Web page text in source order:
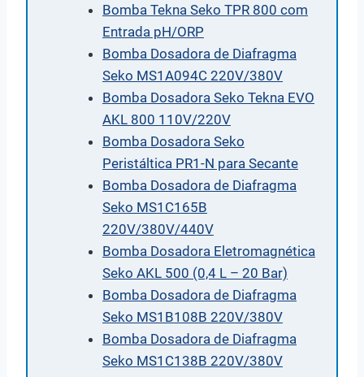
Bomba Tekna Seko TPR 800 com
Entrada pH/ORP
Bomba Dosadora de Diafragma
Seko MS1A094C 220V/380V
Bomba Dosadora Seko Tekna EVO
AKL 800 110V/220V
Bomba Dosadora Seko
Peristáltica PR1-N para Secante
Bomba Dosadora de Diafragma
Seko MS1C165B
220V/380V/440V
Bomba Dosadora Eletromagnética
Seko AKL 500 (0,4 L – 20 Bar)
Bomba Dosadora de Diafragma
Seko MS1B108B 220V/380V
Bomba Dosadora de Diafragma
Seko MS1C138B 220V/380V